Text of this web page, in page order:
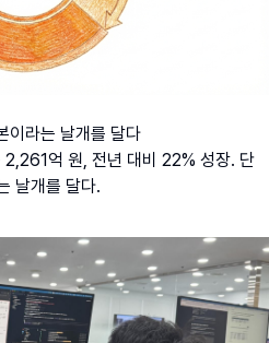
이라는 날개를 달다
억 원, 전년 대비 22% 성장. 단
날개를 달다.